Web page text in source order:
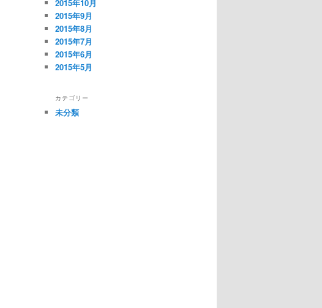
2015年10月
2015年9月
2015年8月
2015年7月
2015年6月
2015年5月
カテゴリー
未分類